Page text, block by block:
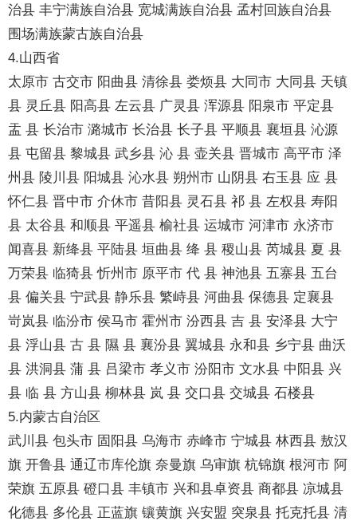
治县 丰宁满族自治县 宽城满族自治县 孟村回族自治县
围场满族蒙古族自治县
4.山西省
太原市 古交市 阳曲县 清徐县 娄烦县 大同市 大同县 天镇
县 灵丘县 阳高县 左云县 广灵县 浑源县 阳泉市 平定县
盂 县 长治市 潞城市 长治县 长子县 平顺县 襄垣县 沁源
县 屯留县 黎城县 武乡县 沁 县 壶关县 晋城市 高平市 泽
州县 陵川县 阳城县 沁水县 朔州市 山阴县 右玉县 应 县
怀仁县 晋中市 介休市 昔阳县 灵石县 祁 县 左权县 寿阳
县 太谷县 和顺县 平遥县 榆社县 运城市 河津市 永济市
闻喜县 新绛县 平陆县 垣曲县 绛 县 稷山县 芮城县 夏 县
万荣县 临猗县 忻州市 原平市 代 县 神池县 五寨县 五台
县 偏关县 宁武县 静乐县 繁峙县 河曲县 保德县 定襄县
岢岚县 临汾市 侯马市 霍州市 汾西县 吉 县 安泽县 大宁
县 浮山县 古 县 隰 县 襄汾县 翼城县 永和县 乡宁县 曲沃
县 洪洞县 蒲 县 吕梁市 孝义市 汾阳市 文水县 中阳县 兴
县 临 县 方山县 柳林县 岚 县 交口县 交城县 石楼县
5.内蒙古自治区
武川县 包头市 固阳县 乌海市 赤峰市 宁城县 林西县 敖汉
旗 开鲁县 通辽市库伦旗 奈曼旗 乌审旗 杭锦旗 根河市 阿
荣旗 五原县 磴口县 丰镇市 兴和县卓资县 商都县 凉城县
化德县 多伦县 正蓝旗 镶黄旗 兴安盟 突泉县 托克托县 清